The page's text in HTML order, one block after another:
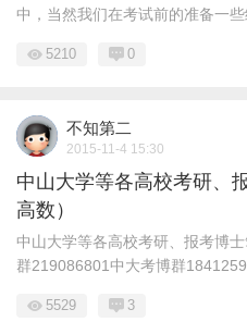
中，当然我们在考试前的准备一些
5210 0
不知第二
2015-11-4 15:30
中山大学等各高校考研、
高数）
中山大学等各高校考研、报考博
群219086801中大考博群
5529 3